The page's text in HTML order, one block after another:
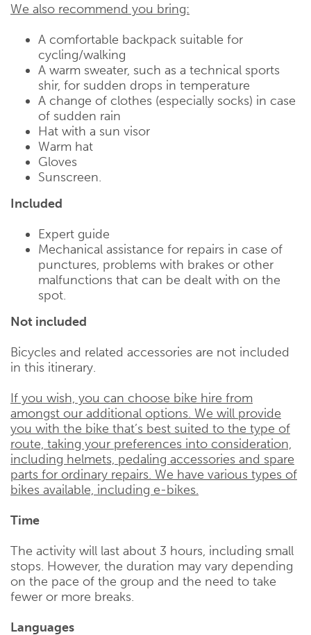
We also recommend you bring:
A comfortable backpack suitable for
cycling/walking
A warm sweater, such as a technical sports
shir, for sudden drops in temperature
A change of clothes (especially socks) in case
of sudden rain
Hat with a sun visor
Warm hat
Gloves
Sunscreen.
Included
Expert guide
Mechanical assistance for repairs in case of
punctures, problems with brakes or other
malfunctions that can be dealt with on the
spot.
Not included
Bicycles and related accessories are not included
in this itinerary.
If you wish, you can choose bike hire from
amongst our additional options. We will provide
you with the bike that’s best suited to the type of
route, taking your preferences into consideration,
including helmets, pedaling accessories and spare
parts for ordinary repairs. We have various types of
bikes available, including e-bikes.
Time
The activity will last about 3 hours, including small
stops. However, the duration may vary depending
on the pace of the group and the need to take
fewer or more breaks.
Languages